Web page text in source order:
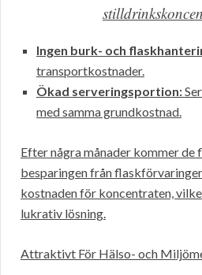
Ingen burk- och
transportkostnader.
Ökad serveringsportion:
med samma grundkostnad.
Efter några månader kommer
besparingen från
kostnaden för koncentraten,
lukrativ lösning.
Attraktivt För Hälso- och